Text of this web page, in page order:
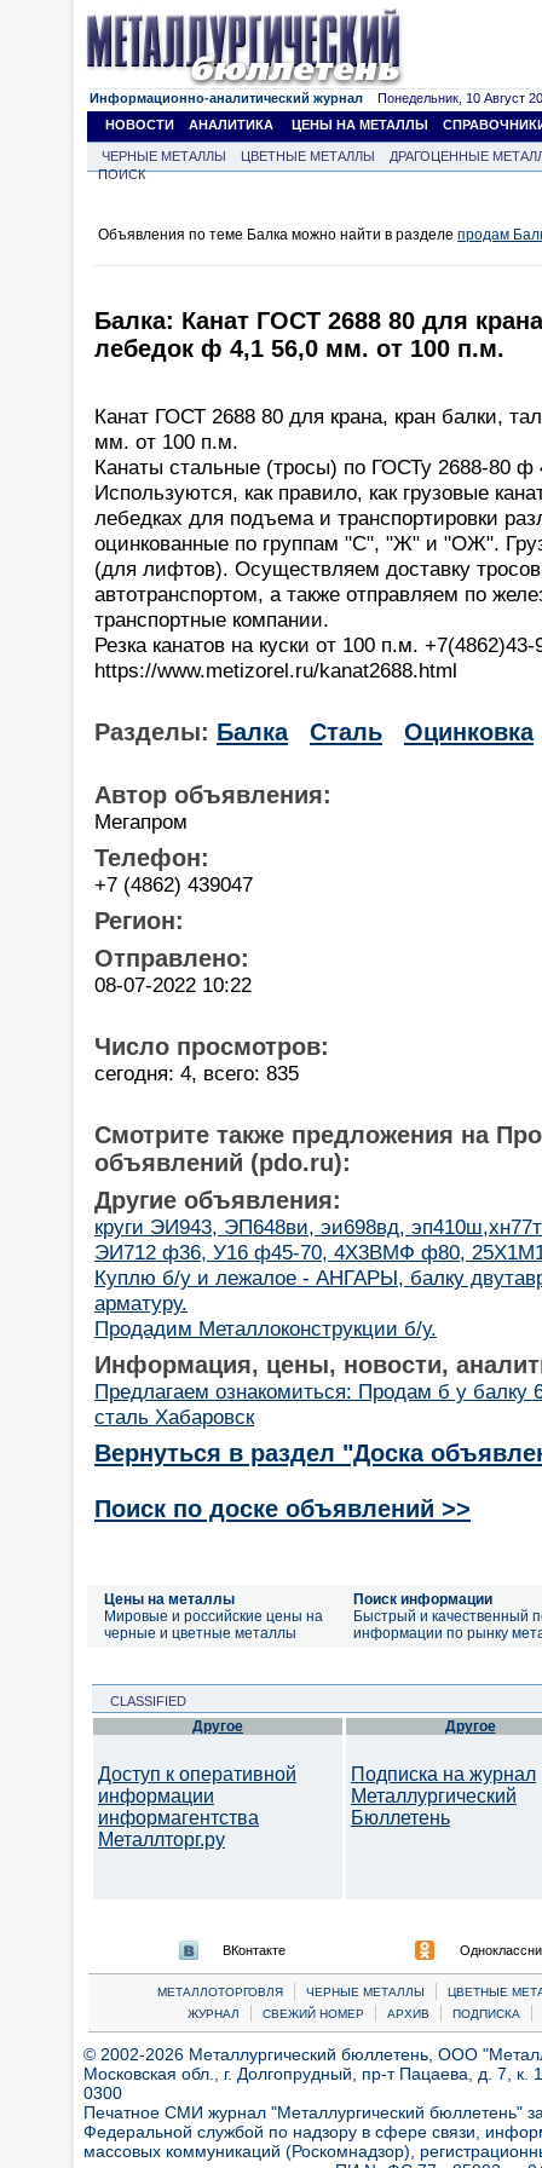
Информационно-аналитический журнал Понедельник, 10 Август
НОВОСТИ
АНАЛИТИКА ЦЕНЫ НА МЕТАЛЛЫ
ЧЕРНЫЕ МЕТАЛЛЫ ЦВЕТНЫЕ МЕТАЛЛЫ
ДРАГОЦЕННЫЕ
ПОИСК
Объявления по теме Балка можно найти в разделе продам
Балка: Канат ГОСТ 2688 80 для
лебедок ф 4,1 56,0 мм. от 100 п.м.
Канат ГОСТ 2688 80 для крана, кран балки,
мм. от 100 п.м.
Канаты стальные (тросы) по ГОСТу 2688-80
Используются, как правило, как грузовые
лебедках для подъема и транспортировки
оцинкованные по группам "С", "Ж" и "ОЖ".
(для лифтов). Осуществляем доставку
автотранспортом, а также отправляем по
транспортные компании.
Резка канатов на куски от 100 п.м.
https://www.metizorel.ru/kanat2688.html
Разделы: Балка Сталь Оцинковка
Автор объявления:
Мегапром
Телефон:
+7 (4862) 439047
Регион:
Отправлено:
08-07-2022 10:22
Число просмотров:
сегодня: 4, всего: 835
Смотрите также предложения на
объявлений (pdo.ru):
Другие объявления:
круги ЭИ943, ЭП648ви, эи698вд,
ЭИ712 ф36, У16 ф45-70, 4Х3ВМФ ф80,
Куплю б/у и лежалое - АНГАРЫ, балку
арматуру.
Продадим Металлоконструкции б/у.
Информация, цены, новости,
Предлагаем ознакомиться: Продам б у балку
сталь Хабаровск
Вернуться в раздел "Доска
Поиск по доске объявлений >>
Цены на металлы
Мировые и российские цены на
черные и цветные металлы
Поиск информации
Быстрый и качественный
информации по рынку
CLASSIFIED
Другое
Доступ к оперативной
информации
информагентства
Металлторг.ру
Другое
Подписка на журнал
Металлургический
Бюллетень
ВКонтакте
МЕТАЛЛОТОРГОВЛЯ | ЧЕРНЫЕ МЕТАЛЛЫ |
ЦВЕТНЫЕ
ЖУРНАЛ
| СВЕЖИЙ НОМЕР | АРХИВ | ПОДПИСКА |
© 2002-2026 Металлургический бюллетень, ООО
Московская обл., г. Долгопрудный, пр-т Пацаева, д. 7,
0300
Печатное СМИ журнал "Металлургический бюллетень"
Федеральной службой по надзору в сфере связи,
массовых коммуникаций (Роскомнадзор),